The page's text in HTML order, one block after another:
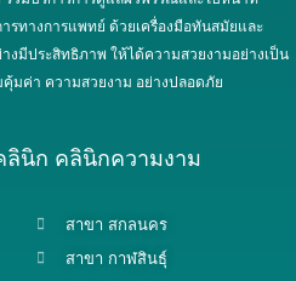
ทางการแพทย์ ด้วยเครื่องมือทันสมัยและ
มีประสิทธิภาพ ให้ได้ความสวยงามอย่างเป็น
มค่า ความสวยงาม อย่างปลอดภัย
ลินิก คลินิกความงาม
สาขา สกลนคร
สาขา กาฬสินธุ์